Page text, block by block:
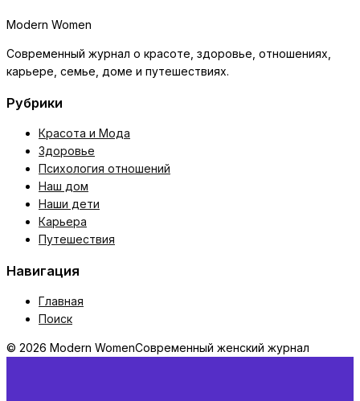
Modern Women
Современный журнал о красоте, здоровье, отношениях,
карьере, семье, доме и путешествиях.
Рубрики
Красота и Мода
Здоровье
Психология отношений
Наш дом
Наши дети
Карьера
Путешествия
Навигация
Главная
Поиск
© 2026 Modern WomenСовременный женский журнал